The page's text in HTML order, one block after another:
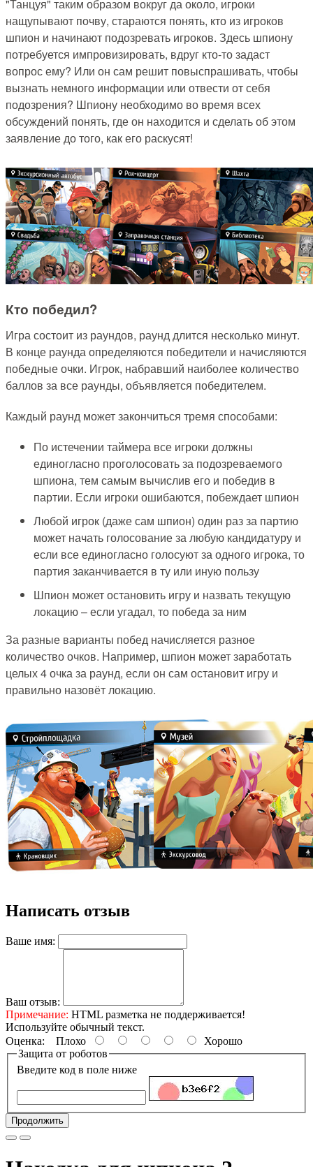
"Танцуя" таким образом вокруг да около, игроки
нащупывают почву, стараются понять, кто из игроков
шпион и начинают подозревать игроков. Здесь шпиону
потребуется импровизировать, вдруг кто-то задаст
вопрос ему? Или он сам решит повыспрашивать, чтобы
вызнать немного информации или отвести от себя
подозрения? Шпиону необходимо во время всех
обсуждений понять, где он находится и сделать об этом
заявление до того, как его раскусят!
Кто победил?
Игра состоит из раундов, раунд длится несколько минут.
В конце раунда определяются победители и начисляются
победные очки. Игрок, набравший наиболее количество
баллов за все раунды, объявляется победителем.
Каждый раунд может закончиться тремя способами:
По истечении таймера все игроки должны
единогласно проголосовать за подозреваемого
шпиона, тем самым вычислив его и победив в
партии. Если игроки ошибаются, побеждает шпион
Любой игрок (даже сам шпион) один раз за партию
может начать голосование за любую кандидатуру и
если все единогласно голосуют за одного игрока, то
партия заканчивается в ту или иную пользу
Шпион может остановить игру и назвать текущую
локацию – если угадал, то победа за ним
За разные варианты побед начисляется разное
количество очков. Например, шпион может заработать
целых 4 очка за раунд, если он сам остановит игру и
правильно назовёт локацию.
Написать отзыв
Ваше имя:
Ваш отзыв:
Примечание: HTML разметка не поддерживается!
Используйте обычный текст.
Оценка: Плохо
Хорошо
Защита от роботов
Введите код в поле ниже
Продолжить